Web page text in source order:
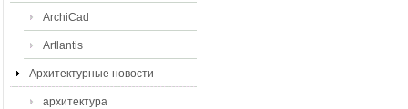
ArchiCad
Artlantis
Архитектурные новости
архитектура